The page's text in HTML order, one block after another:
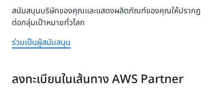
สนับสนุนบริษัทของคุณและแสดงผลิตภัณฑ์ของคุณให้ปรากฏ
ต่อกลุ่มเป้าหมายทั่วโลก
ร่วมเป็นผู้สนับสนุน
ลงทะเบียนในเส้นทาง AWS Partner